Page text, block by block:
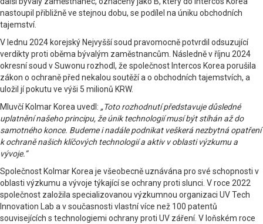
nastoupil přibližně ve stejnou dobu, se podílel na úniku obchodních
tajemství.
V lednu 2024 korejský Nejvyšší soud pravomocně potvrdil odsuzující
verdikty proti oběma bývalým zaměstnancům. Následně v říjnu 2024
okresní soud v Suwonu rozhodl, že společnost Intercos Korea porušila
zákon o ochraně před nekalou soutěží a o obchodních tajemstvích, a
uložil jí pokutu ve výši 5 milionů KRW.
Mluvčí Kolmar Korea uvedl: „Toto rozhodnutí představuje důsledné
uplatnění našeho principu, že únik technologií musí být stíhán až do
samotného konce. Budeme i nadále podnikat veškerá nezbytná opatření
k ochraně našich klíčových technologií a aktiv v oblasti výzkumu a
vývoje.”
Společnost Kolmar Korea je všeobecně uznávána pro své schopnosti v
oblasti výzkumu a vývoje týkající se ochrany proti slunci. V roce 2022
společnost založila specializovanou výzkumnou organizaci UV Tech
Innovation Lab a v současnosti vlastní více než 100 patentů
souvisejících s technologiemi ochrany proti UV záření. V loňském roce